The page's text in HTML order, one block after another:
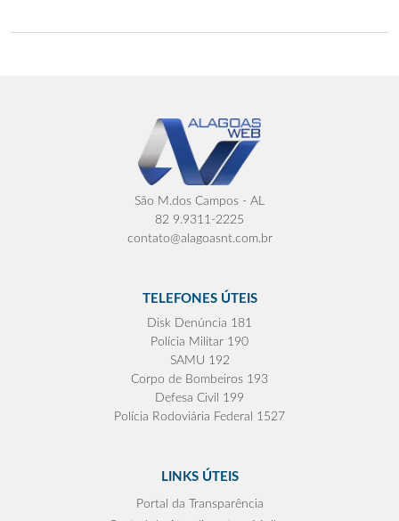
São M.dos Campos - AL
82 9.9311-2225
contato@alagoasnt.com.br
TELEFONES ÚTEIS
Disk Denúncia 181
Polícia Militar 190
SAMU 192
Corpo de Bombeiros 193
Defesa Civil 199
Polícia Rodoviária Federal 1527
LINKS ÚTEIS
Portal da Transparência